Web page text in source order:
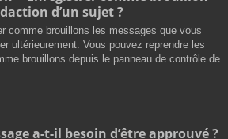
d’un sujet ?
comme brouillons les messages que vous
ultérieurement. Vous pouvez reprendre les
brouillons depuis le panneau de contrôle de
a-t-il besoin d’être approuvé ?